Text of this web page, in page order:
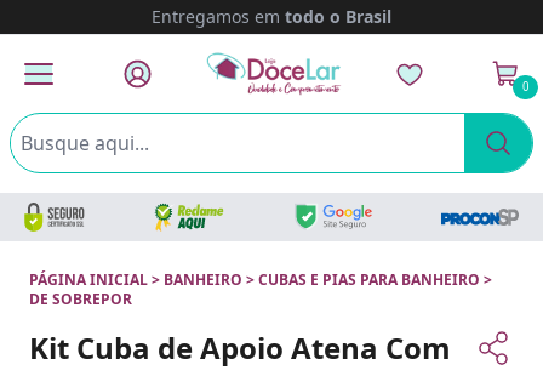
Entregamos em todo o Brasil
0
PÁGINA INICIAL> BANHEIRO >CUBAS E PIAS PARA BANHEIRO >
DE SOBREPOR
Kit Cuba de Apoio Atena Com